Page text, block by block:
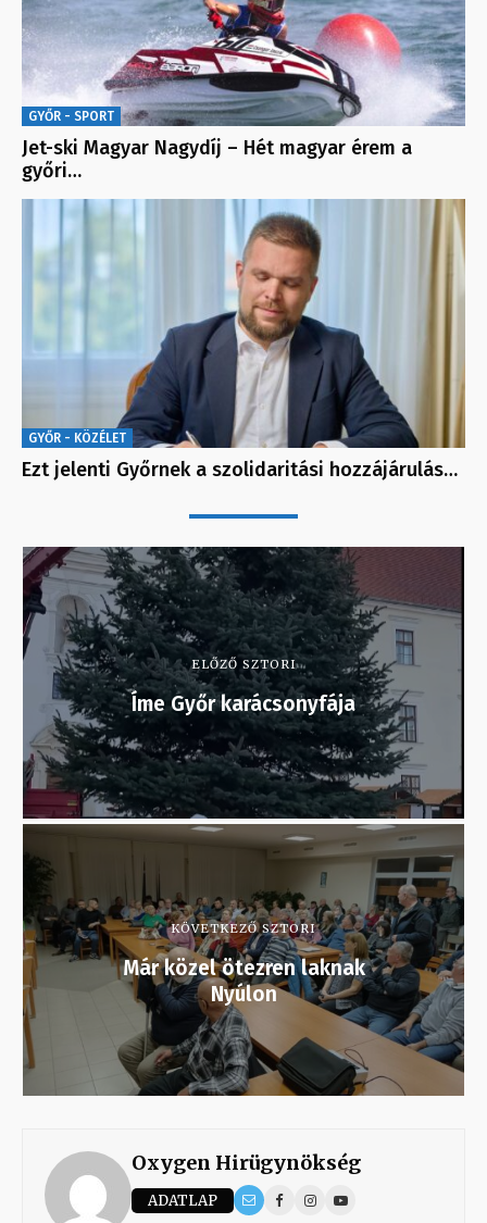
GYŐR - SPORT
Jet-ski Magyar Nagydíj – Hét magyar érem a
győri…
GYŐR - KÖZÉLET
Ezt jelenti Győrnek a szolidaritási hozzájárulás…
ELŐZŐ SZTORI
Íme Győr karácsonyfája
KÖVETKEZŐ SZTORI
Már közel ötezren laknak
Nyúlon
Oxygen Hirügynökség
ADATLAP